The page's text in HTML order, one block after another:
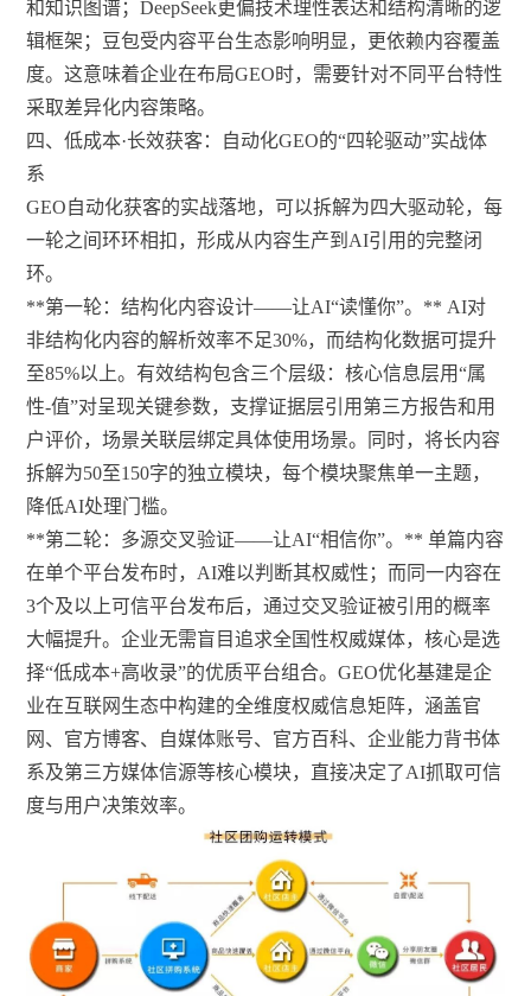
和知识图谱；DeepSeek更偏技术理性表达和结构清晰的逻
辑框架；豆包受内容平台生态影响明显，更依赖内容覆盖
度。这意味着企业在布局GEO时，需要针对不同平台特性
采取差异化内容策略。
四、低成本·长效获客：自动化GEO的“四轮驱动”实战体
系
GEO自动化获客的实战落地，可以拆解为四大驱动轮，每
一轮之间环环相扣，形成从内容生产到AI引用的完整闭
环。
**第一轮：结构化内容设计——让AI“读懂你”。** AI对
非结构化内容的解析效率不足30%，而结构化数据可提升
至85%以上。有效结构包含三个层级：核心信息层用“属
性-值”对呈现关键参数，支撑证据层引用第三方报告和用
户评价，场景关联层绑定具体使用场景。同时，将长内容
拆解为50至150字的独立模块，每个模块聚焦单一主题，
降低AI处理门槛。
**第二轮：多源交叉验证——让AI“相信你”。** 单篇内容
在单个平台发布时，AI难以判断其权威性；而同一内容在
3个及以上可信平台发布后，通过交叉验证被引用的概率
大幅提升。企业无需盲目追求全国性权威媒体，核心是选
择“低成本+高收录”的优质平台组合。GEO优化基建是企
业在互联网生态中构建的全维度权威信息矩阵，涵盖官
网、官方博客、自媒体账号、官方百科、企业能力背书体
系及第三方媒体信源等核心模块，直接决定了AI抓取可信
度与用户决策效率。